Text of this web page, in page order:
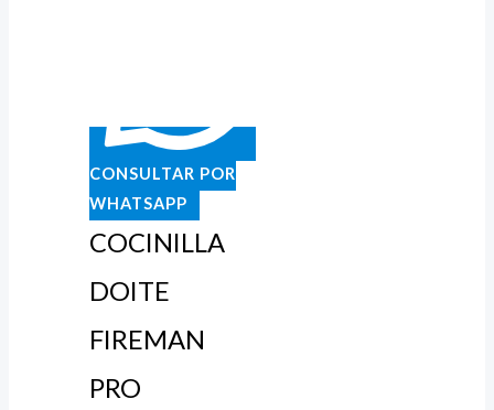
CONSULTAR POR
WHATSAPP
COCINILLA
DOITE
FIREMAN
PRO